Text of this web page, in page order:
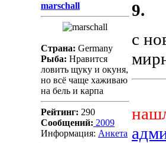
marschall
Страна: Germany
Рыба: Нравится
ловить щуку и окуня,
но всё чаще хаживаю
на бель и карпа
Рейтинг: 290
Сообщений: 2009
Информация: Aнкета
9.
с